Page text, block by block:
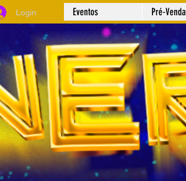
Login Eventos Pré-Venda